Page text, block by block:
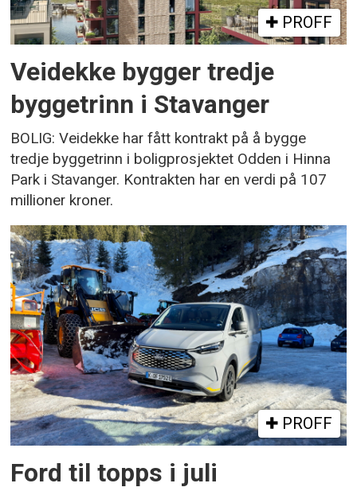
PROFF
Veidekke bygger tredje
byggetrinn i Stavanger
BOLIG: Veidekke har fått kontrakt på å bygge
tredje byggetrinn i boligprosjektet Odden i Hinna
Park i Stavanger. Kontrakten har en verdi på 107
millioner kroner.
PROFF
Ford til topps i juli